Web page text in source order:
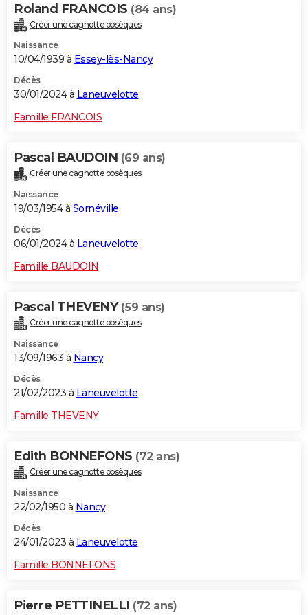
Roland FRANCOIS (84 ans)
Créer une cagnotte obsèques
Naissance
10/04/1939 à Essey-lès-Nancy
Décès
30/01/2024 à Laneuvelotte
Famille FRANCOIS
Pascal BAUDOIN (69 ans)
Créer une cagnotte obsèques
Naissance
19/03/1954 à Sornéville
Décès
06/01/2024 à Laneuvelotte
Famille BAUDOIN
Pascal THEVENY (59 ans)
Créer une cagnotte obsèques
Naissance
13/09/1963 à Nancy
Décès
21/02/2023 à Laneuvelotte
Famille THEVENY
Edith BONNEFONS (72 ans)
Créer une cagnotte obsèques
Naissance
22/02/1950 à Nancy
Décès
24/01/2023 à Laneuvelotte
Famille BONNEFONS
Pierre PETTINELLI (72 ans)